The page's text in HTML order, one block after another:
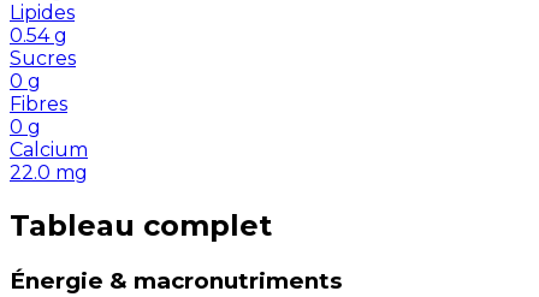
Lipides
0.54 g
Sucres
0 g
Fibres
0 g
Calcium
22.0 mg
Tableau complet
Énergie & macronutriments